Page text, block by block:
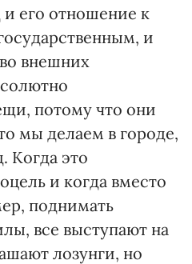
и его отношение к
и
внешних
потому что они
мы делаем в городе,
Когда это
и когда вместо
поднимать
все выступают на
лозунги, но